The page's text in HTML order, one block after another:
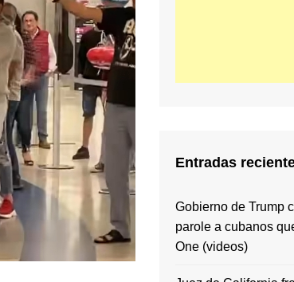
Entradas
Gobierno de Trump
parole a cubanos
One (videos)